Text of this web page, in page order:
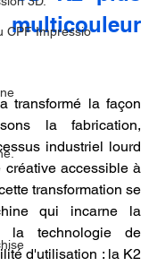
CPF Impressio
transformé la façon
la fabrication,
industriel lourd
accessible à
transformation se
qui incarne la
la technologie de
d'utilisation : la K2